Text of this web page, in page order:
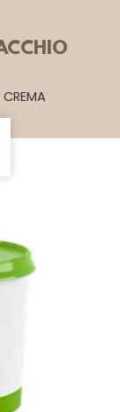
CREMA